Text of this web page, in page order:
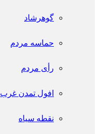
گوهرشاد
حماسه مردم
رأی مردم
افول تمدن غرب
نقطه سیاه